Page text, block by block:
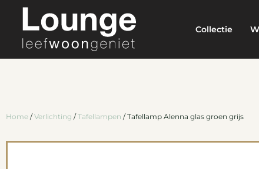
Collectie
Home /Verlichting /Tafellampen / Tafellamp Alenna glas groen grijs